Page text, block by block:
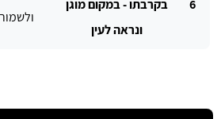
6
בקרבתו - במקום מוגן
ונראה לעין